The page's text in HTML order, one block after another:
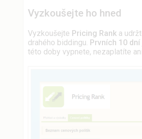
Vyzkoušejte ho hned
Vyzkoušejte Pricing Rank a
drahého biddingu. Prvních 10
této doby vypnete, nezaplatíte